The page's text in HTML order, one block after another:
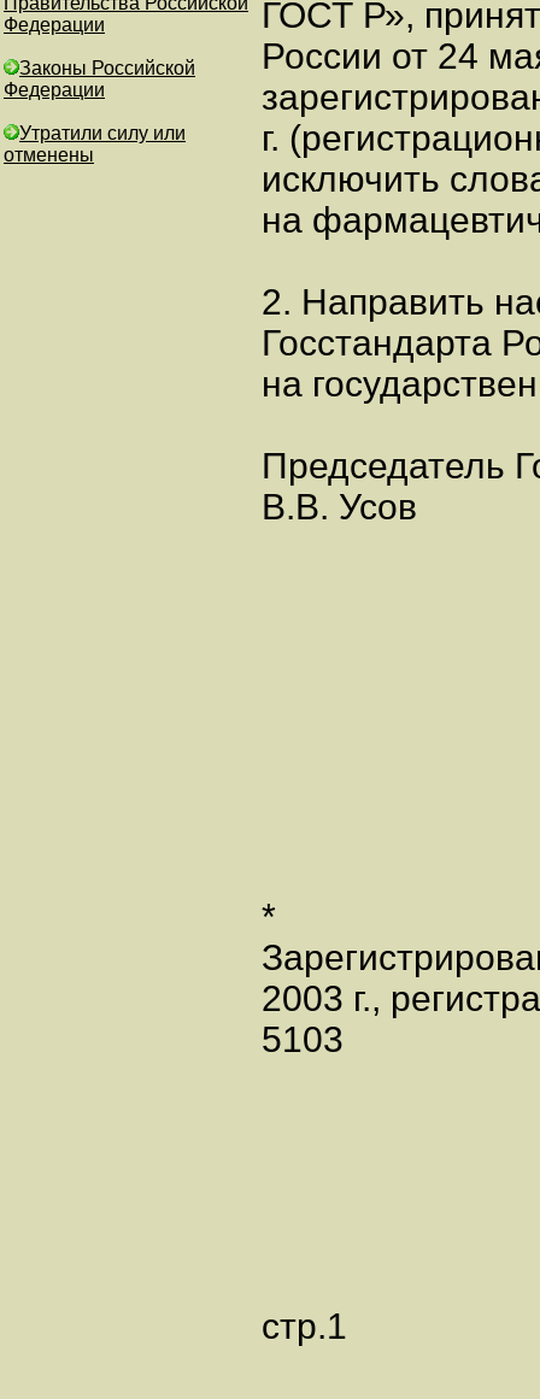
Федерации
Законы Российской
Федерации
Утратили силу или
отменены
ГОСТ Р»,
России от 24
г.
исключить
на
2. Направить
Госстандарта
на
Председатель
В.В. Усов
*
2003 г.,
5103
стр.1